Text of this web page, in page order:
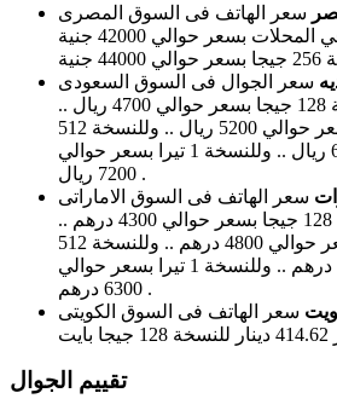
سعر الهاتف فى السوق المصرى
مصر للنسخة 128 جيجا في المحلات بسعر حوالي 42000 جنية
سعر الجوال فى السوق السعودى
في السعودية للنسخة 128 جيجا بسعر حوالي 4700 ريال ..
وللنسخة 256 جيجا بسعر حوالي 5200 ريال .. وللنسخة 512
جيجا بسعر حوالي 6200 ريال .. وللنسخة 1 تيرا بسعر حوالي
7200 ريال .
سعر الهاتف فى السوق الاماراتى
الإمارات للنسخة 128 جيجا بسعر حوالي 4300 درهم ..
وللنسخة 256 جيجا بسعر حوالي 4800 درهم .. وللنسخة 512
جيجا بسعر حوالي 5600 درهم .. وللنسخة 1 تيرا بسعر حوالي
6300 درهم .
سعر الهاتف فى السوق الكويتى
تقييم الجوال